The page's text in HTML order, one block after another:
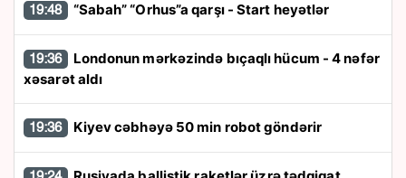
19:48 “Sabah” “Orhus”a qarşı - Start heyətlər
19:36
xəsarət aldı
19:36 Kiyev cəbhəyə 50 min robot göndərir